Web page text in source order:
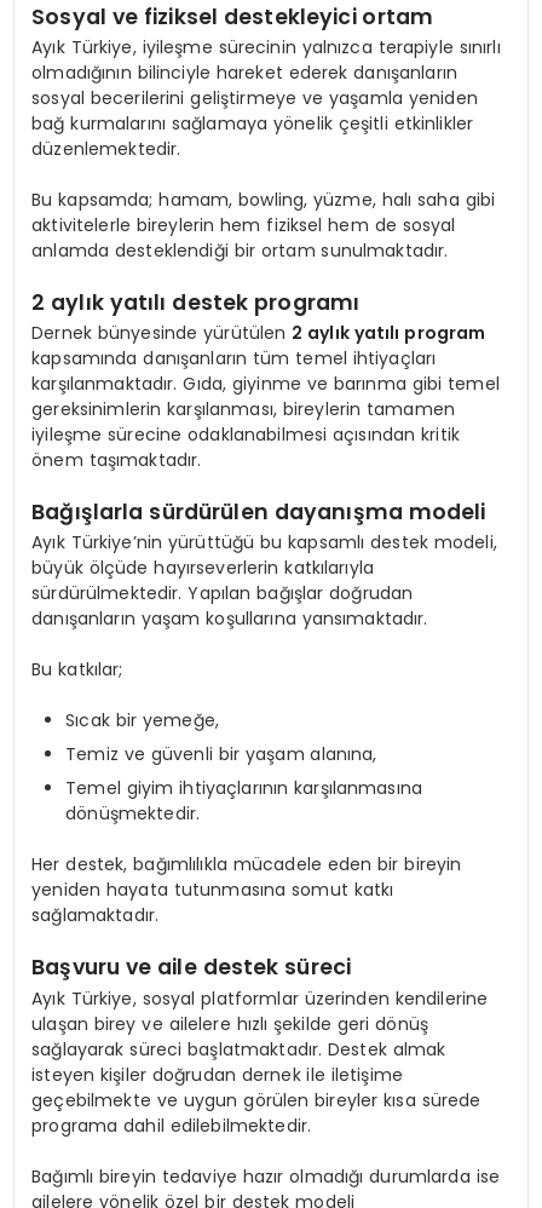
Sosyal ve fiziksel destekleyici ortam
Ayık Türkiye, iyileşme sürecinin yalnızca terapiyle sınırlı
olmadığının bilinciyle hareket ederek danışanların
sosyal becerilerini geliştirmeye ve yaşamla yeniden
bağ kurmalarını sağlamaya yönelik çeşitli etkinlikler
düzenlemektedir.
Bu kapsamda; hamam, bowling, yüzme, halı saha gibi
aktivitelerle bireylerin hem fiziksel hem de sosyal
anlamda desteklendiği bir ortam sunulmaktadır.
2 aylık yatılı destek programı
Dernek bünyesinde yürütülen 2 aylık yatılı program
kapsamında danışanların tüm temel ihtiyaçları
karşılanmaktadır. Gıda, giyinme ve barınma gibi temel
gereksinimlerin karşılanması, bireylerin tamamen
iyileşme sürecine odaklanabilmesi açısından kritik
önem taşımaktadır.
Bağışlarla sürdürülen dayanışma modeli
Ayık Türkiye’nin yürüttüğü bu kapsamlı destek modeli,
büyük ölçüde hayırseverlerin katkılarıyla
sürdürülmektedir. Yapılan bağışlar doğrudan
danışanların yaşam koşullarına yansımaktadır.
Bu katkılar;
Sıcak bir yemeğe,
Temiz ve güvenli bir yaşam alanına,
Temel giyim ihtiyaçlarının karşılanmasına
dönüşmektedir.
Her destek, bağımlılıkla mücadele eden bir bireyin
yeniden hayata tutunmasına somut katkı
sağlamaktadır.
Başvuru ve aile destek süreci
Ayık Türkiye, sosyal platformlar üzerinden kendilerine
ulaşan birey ve ailelere hızlı şekilde geri dönüş
sağlayarak süreci başlatmaktadır. Destek almak
isteyen kişiler doğrudan dernek ile iletişime
geçebilmekte ve uygun görülen bireyler kısa sürede
programa dahil edilebilmektedir.
Bağımlı bireyin tedaviye hazır olmadığı durumlarda ise
ailelere yönelik özel bir destek modeli